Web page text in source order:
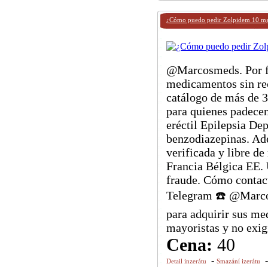
¿Cómo puedo pedir Zolpidem 10
@Marcosmeds. Por
medicamentos sin
catálogo de más de
para quienes
eréctil Epilepsia
benzodiazepinas.
verificada y libre de
Francia Bélgica EE.
fraude. Cómo
Telegram ☎️
para adquirir sus
mayoristas y no
Cena: 40
Detail inzerátu - Smazání izerátu